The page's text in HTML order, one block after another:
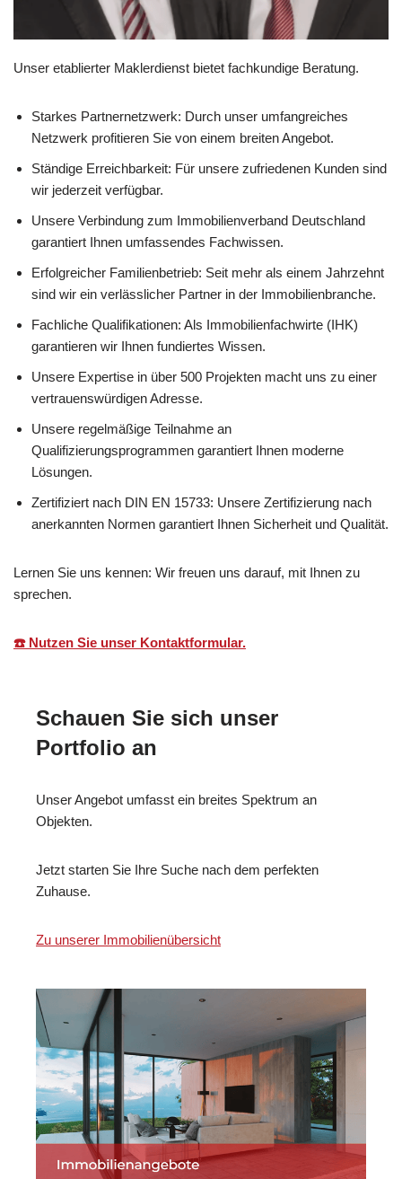
Unser etablierter Maklerdienst bietet fachkundige Beratung.
Starkes Partnernetzwerk: Durch unser umfangreiches
Netzwerk profitieren Sie von einem breiten Angebot.
Ständige Erreichbarkeit: Für unsere zufriedenen Kunden sind
wir jederzeit verfügbar.
Unsere Verbindung zum Immobilienverband Deutschland
garantiert Ihnen umfassendes Fachwissen.
Erfolgreicher Familienbetrieb: Seit mehr als einem Jahrzehnt
sind wir ein verlässlicher Partner in der Immobilienbranche.
Fachliche Qualifikationen: Als Immobilienfachwirte (IHK)
garantieren wir Ihnen fundiertes Wissen.
Unsere Expertise in über 500 Projekten macht uns zu einer
vertrauenswürdigen Adresse.
Unsere regelmäßige Teilnahme an
Qualifizierungsprogrammen garantiert Ihnen moderne
Lösungen.
Zertifiziert nach DIN EN 15733: Unsere Zertifizierung nach
anerkannten Normen garantiert Ihnen Sicherheit und Qualität.
Lernen Sie uns kennen: Wir freuen uns darauf, mit Ihnen zu
sprechen.
☎️ Nutzen Sie unser Kontaktformular.
Schauen Sie sich unser
Portfolio an
Unser Angebot umfasst ein breites Spektrum an
Objekten.
Jetzt starten Sie Ihre Suche nach dem perfekten
Zuhause.
Zu unserer Immobilienübersicht